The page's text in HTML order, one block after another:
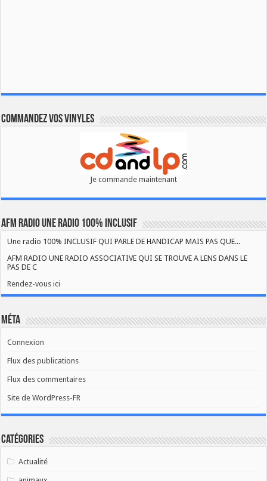
Commandez vos vinyles
Je commande maintenant
AFM RADIO UNE RADIO 100% INCLUSIF
Une radio 100% INCLUSIF QUI PARLE DE HANDICAP MAIS PAS QUE...
AFM RADIO UNE RADIO ASSOCIATIVE QUI SE TROUVE A LENS DANS LE
PAS DE C
Rendez-vous ici
Méta
Connexion
Flux des publications
Flux des commentaires
Site de WordPress-FR
Catégories
Actualité